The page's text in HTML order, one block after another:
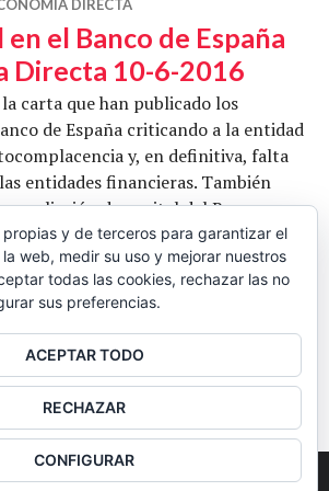
DIRECTA
el Banco de España
Directa 10-6-2016
carta que han publicado los
de España criticando a la entidad
y, en definitiva, falta
entidades financieras. También
ampliación de capital del Banco
se encuentra, la evolución
producción de petróleo y la situación
de …Seguir leyendoDescontrol en
BARRA
LATERAL
Colectivo Burbuja
propias y de terceros para garantizar el
web, medir su uso y mejorar nuestros
todas las cookies, rechazar las no
sus preferencias.
ACEPTAR TODO
RECHAZAR
CONFIGURAR